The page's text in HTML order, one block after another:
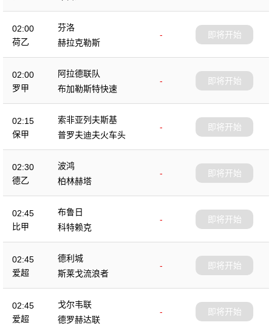
02:00
荷乙
芬洛
-
赫拉克勒斯
即将开始
02:00
罗甲
阿拉德联队
-
布加勒斯特快速
即将开始
02:15
保甲
索非亚列夫斯基
-
普罗夫迪夫火车头
即将开始
02:30
德乙
波鸿
-
柏林赫塔
即将开始
02:45
比甲
布鲁日
-
科特赖克
即将开始
02:45
爱超
德利城
-
斯莱戈流浪者
即将开始
02:45
爱超
戈尔韦联
-
德罗赫达联
即将开始